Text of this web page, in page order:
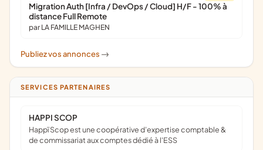
Migration Auth [Infra / DevOps / Cloud] H/F - 100% à
distance Full Remote
par LA FAMILLE MAGHEN
Publiez vos annonces ->
SERVICES PARTENAIRES
HAPPI SCOP
Happï Scop est une coopérative d’expertise comptable &
de commissariat aux comptes dédié à l'ESS